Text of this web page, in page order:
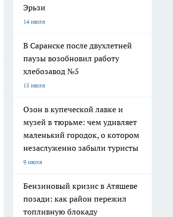
Эрьзи
14 июля
В Саранске после двухлетней
паузы возобновил работу
хлебозавод №5
15 июля
Озон в купеческой лавке и
музей в тюрьме: чем удивляет
маленький городок, о котором
незаслуженно забыли туристы
9 июля
Бензиновый кризис в Атяшеве
позади: как район пережил
топливную блокаду